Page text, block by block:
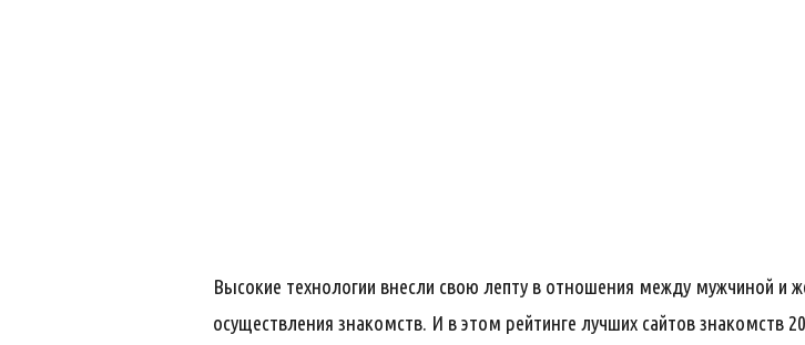
Высокие технологии внесли свою лепту в отношения между мужчиной
осуществления знакомств. И в этом рейтинге лучших сайтов знакомств